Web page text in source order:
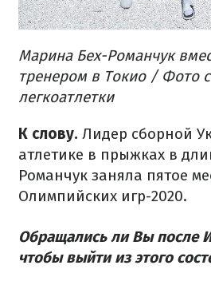
Марина Бех-Романчук
тренером в Токио / Фото
легкоатлетки
К слову. Лидер сборной
атлетике в прыжках в
Романчук заняла пятое
Олимпийских игр-2020.
Обращались ли Вы после
чтобы выйти из этого